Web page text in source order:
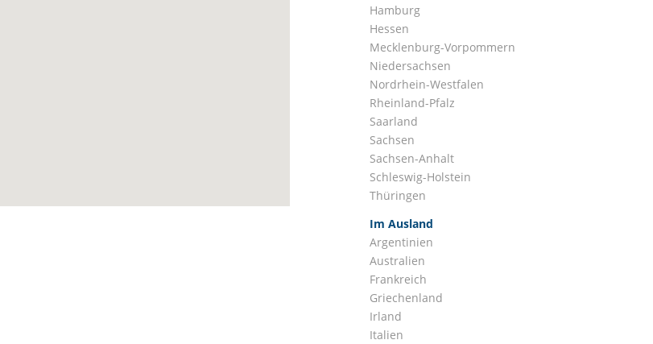
Hamburg
Hessen
Mecklenburg-Vorpommern
Niedersachsen
Nordrhein-Westfalen
Rheinland-Pfalz
Saarland
Sachsen
Sachsen-Anhalt
Schleswig-Holstein
Thüringen
Im Ausland
Argentinien
Australien
Frankreich
Griechenland
Irland
Italien